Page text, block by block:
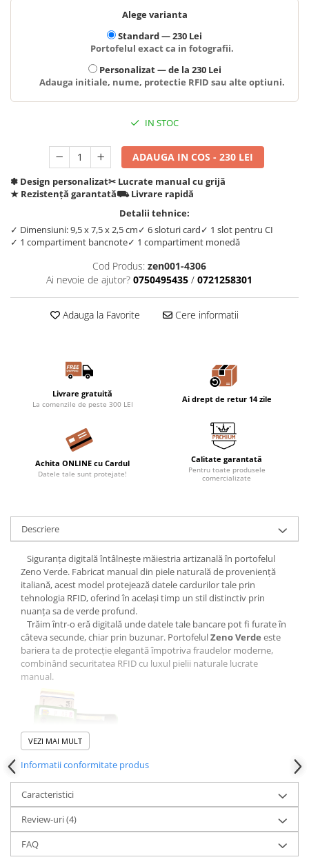
Alege varianta
Standard —230 Lei
Portofelul exact ca in fotografii.
Personalizat —de la 230 Lei
Adauga initiale, nume, protectie RFID sau alte optiuni.
IN STOC
ADAUGA IN COS - 230 LEI
✽ Design personalizat✂︎ Lucrate manual cu grijă
★ Rezistență garantată⛟ Livrare rapidă
Detalii tehnice:
✓ Dimensiuni: 9,5 x 7,5 x 2,5 cm✓ 6 sloturi card✓ 1 slot pentru CI
✓ 1 compartiment bancnote✓ 1 compartiment monedă
Cod Produs: zen001-4306
Ai nevoie de ajutor? 0750495435 / 0721258301
Adauga la Favorite Cere informatii
Livrare gratuită
La comenzile de peste 300 LEI
Ai drept de retur 14 zile
Achita ONLINE cu Cardul
Datele tale sunt protejate!
Calitate garantată
Pentru toate produsele
comercializate
Descriere
Siguranța digitală întâlnește măiestria artizanală în portofelul
Zeno Verde. Fabricat manual din piele naturală de proveniență
italiană, acest model protejează datele cardurilor tale prin
tehnologia RFID, oferind în același timp un stil distinctiv prin
nuanța sa de verde profund.
Trăim într-o eră digitală unde datele tale bancare pot fi furate în
câteva secunde, chiar prin buzunar. PortofelulZeno Verde este
bariera ta de protecție elegantă împotriva fraudelor moderne,
combinând securitatea RFID cu luxul pielii naturale lucrate
manual.
Modelul Zeno a fost creat pentru bărbații care caută echilibrul
între formă și funcție. Realizat din piele naturală selecționată din
Italia, acest portofel trece printr-un proces riguros de fabricare
sofisticată, Zeno integrează o căptușeală specială care blochează
VEZI MAI MULT
Informatii conformitate produs
Caracteristici
Review-uri(4)
FAQ